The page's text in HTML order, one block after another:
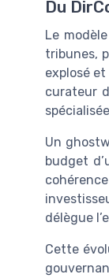
Du
Le
tribunes,
explosé
curateur
Un
budget
délègue
Cette